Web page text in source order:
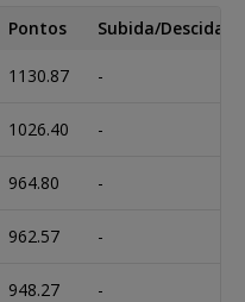
Pontos Subida/Descida
1130.87 -
1026.40 -
964.80 -
962.57 -
948.27 -